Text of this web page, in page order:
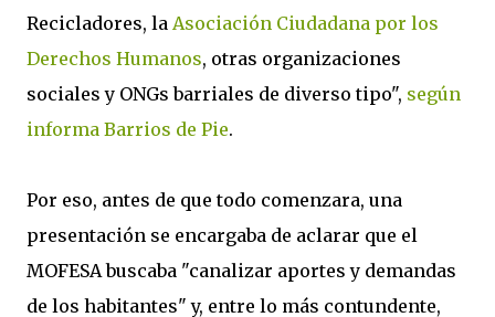
Recicladores, la Asociación Ciudadana por los
Derechos Humanos, otras organizaciones
sociales y ONGs barriales de diverso tipo", según
informa Barrios de Pie.
Por eso, antes de que todo comenzara, una
presentación se encargaba de aclarar que el
MOFESA buscaba "canalizar aportes y demandas
de los habitantes" y, entre lo más contundente,